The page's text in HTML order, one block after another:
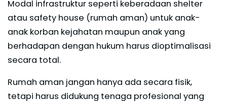
Modal infrastruktur seperti keberadaan shelter
atau safety house (rumah aman) untuk anak-
anak korban kejahatan maupun anak yang
berhadapan dengan hukum harus dioptimalisasi
secara total.
Rumah aman jangan hanya ada secara fisik,
tetapi harus didukung tenaga profesional yang